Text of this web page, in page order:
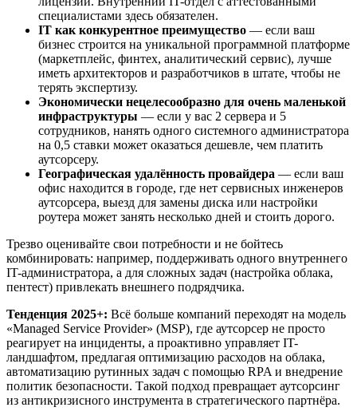
специалистами здесь обязателен.
IT как конкурентное преимущество — если ваш
бизнес строится на уникальной программной платформе
(маркетплейс, финтех, аналитический сервис), лучше
иметь архитекторов и разработчиков в штате, чтобы не
терять экспертизу.
Экономически нецелесообразно для очень маленькой
инфраструктуры — если у вас 2 сервера и 5
сотрудников, нанять одного системного администратора
на 0,5 ставки может оказаться дешевле, чем платить
аутсорсеру.
Географическая удалённость провайдера — если ваш
офис находится в городе, где нет сервисных инженеров
аутсорсера, выезд для замены диска или настройки
роутера может занять несколько дней и стоить дорого.
Трезво оценивайте свои потребности и не бойтесь
комбинировать: например, поддерживать одного внутреннего
IT-администратора, а для сложных задач (настройка облака,
пентест) привлекать внешнего подрядчика.
Тенденция 2025+: Всё больше компаний переходят на модель
«Managed Service Provider» (MSP), где аутсорсер не просто
реагирует на инциденты, а проактивно управляет IT-
ландшафтом, предлагая оптимизацию расходов на облака,
автоматизацию рутинных задач с помощью RPA и внедрение
политик безопасности. Такой подход превращает аутсорсинг
из антикризисного инструмента в стратегического партнёра.